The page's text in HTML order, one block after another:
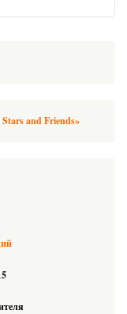
and Friends»